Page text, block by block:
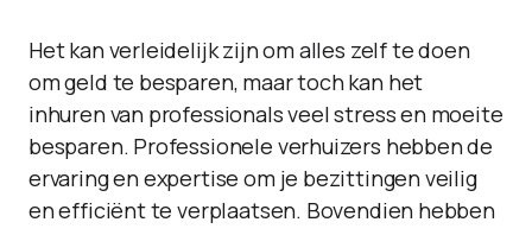
Het kan verleidelijk zijn om alles zelf te doen
om geld te besparen, maar toch kan het
inhuren van professionals veel stress en moeite
besparen. Professionele verhuizers hebben de
ervaring en expertise om je bezittingen veilig
en efficiënt te verplaatsen. Bovendien hebben